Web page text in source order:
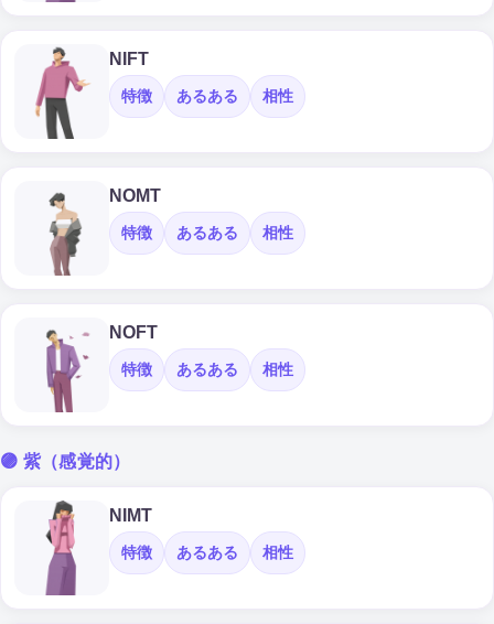
NIFT
特徴 あるある 相性
NOMT
特徴 あるある 相性
NOFT
特徴 あるある 相性
🟣 紫（感覚的）
NIMT
特徴 あるある 相性